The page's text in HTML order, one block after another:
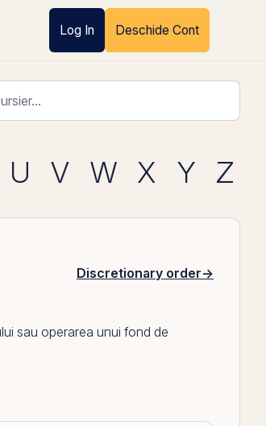
Log In Deschide Cont
U V W X Y Z
Discretionary order→
sau operarea unui fond de